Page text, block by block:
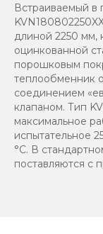
Встраиваемый в
длиной 2250 мм,
оцинкованной
порошковым
теплообменник
соединением
клапаном. Тип
максимальное
испытательное
°C. В
поставляются с